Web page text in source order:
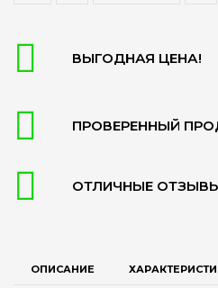
ВЫГОДНАЯ ЦЕНА!
ПРОВЕРЕННЫЙ
ОТЛИЧНЫЕ
ОПИСАНИЕ